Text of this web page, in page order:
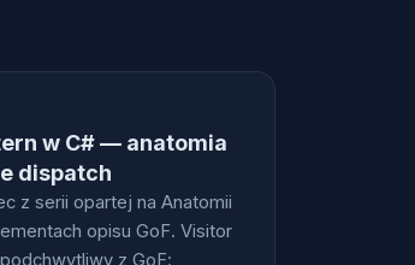
w C# — anatomia
dispatch
z serii opartej na Anatomii
opisu GoF. Visitor
z GoF: